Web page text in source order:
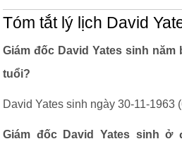
Tóm tắt lý lịch David
Giám đốc David Yates sinh năm
tuổi?
David Yates sinh ngày 30-11-1963
Giám đốc David Yates sinh ở